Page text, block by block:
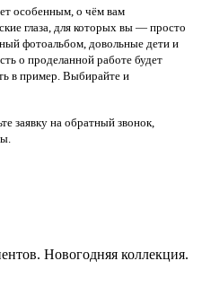
особенным, о чём вам
глаза, для которых вы — просто
фотоальбом, довольные дети и
о проделанной работе будет
в пример. Выбирайте и
заявку на обратный звонок,
Новогодняя коллекция.